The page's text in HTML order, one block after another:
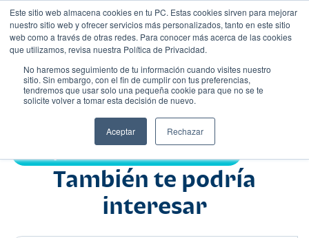
Este sitio web almacena cookies en tu PC. Estas cookies sirven para mejorar
nuestro sitio web y ofrecer servicios más personalizados, tanto en este sitio
web como a través de otras redes. Para conocer más acerca de las cookies
que utilizamos, revisa nuestra Política de Privacidad.
No haremos seguimiento de tu información cuando visites nuestro
sitio. Sin embargo, con el fin de cumplir con tus preferencias,
tendremos que usar solo una pequeña cookie para que no se te
solicite volver a tomar esta decisión de nuevo.
Aceptar Rechazar
Nombre
También te podría
interesar